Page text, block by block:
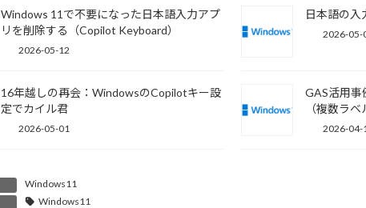
Windows 11で不要になった日本語入力アプ
リを削除する（Copilot Keyboard）
2026-05-12
日本語の入
2026-05-
16年越しの再会：WindowsのCopilotキー設
定でカイル君
2026-05-01
GAS活用事
（複数ラベ
2026-04-
Windows11
Windows11